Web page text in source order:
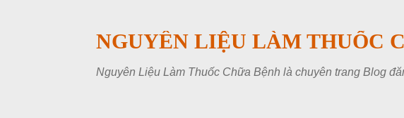
NGUYÊN LIỆU LÀM THUỐC
Nguyên Liệu Làm Thuốc Chữa Bệnh là chuyên trang Blog